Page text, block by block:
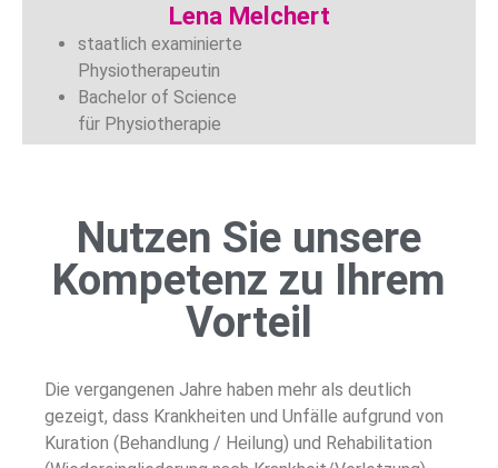
Lena Melchert
staatlich examinierte
Physiotherapeutin
Bachelor of Science
für Physiotherapie
Nutzen Sie unsere
Kompetenz zu Ihrem
Vorteil
Die vergangenen Jahre haben mehr als deutlich
gezeigt, dass Krankheiten und Unfälle aufgrund von
Kuration (Behandlung / Heilung) und Rehabilitation